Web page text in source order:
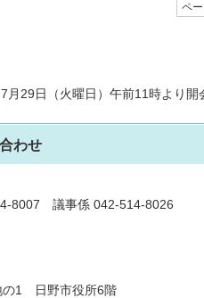
ペ
29日（火曜日）午前11時より開
わせ
8007 議事係 042-514-8026
の1 日野市役所6階